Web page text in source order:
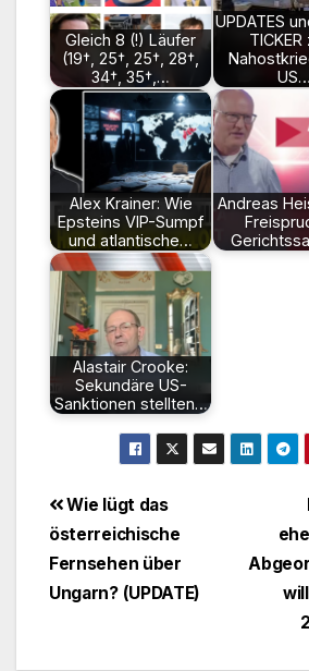
Gleich 8 (!) Läufer
(19†, 25†, 25†, 28†,
34†, 35†,…
UPDATES
TICKER
US…
Alex Krainer: Wie
Epsteins VIP-Sumpf
und atlantische…
Andreas
Alastair Crooke:
Sekundäre US-
Sanktionen stellten…
Wie lügt das
österreichische
Fernsehen über
Ungarn? (UPDATE)